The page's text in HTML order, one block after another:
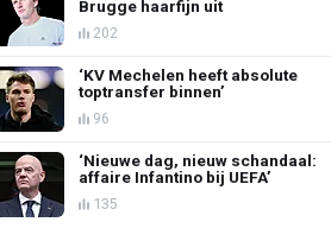
Brugge haarfijn uit
202
‘KV Mechelen heeft absolute
toptransfer binnen’
96
‘Nieuwe dag, nieuw schandaal:
affaire Infantino bij UEFA’
135